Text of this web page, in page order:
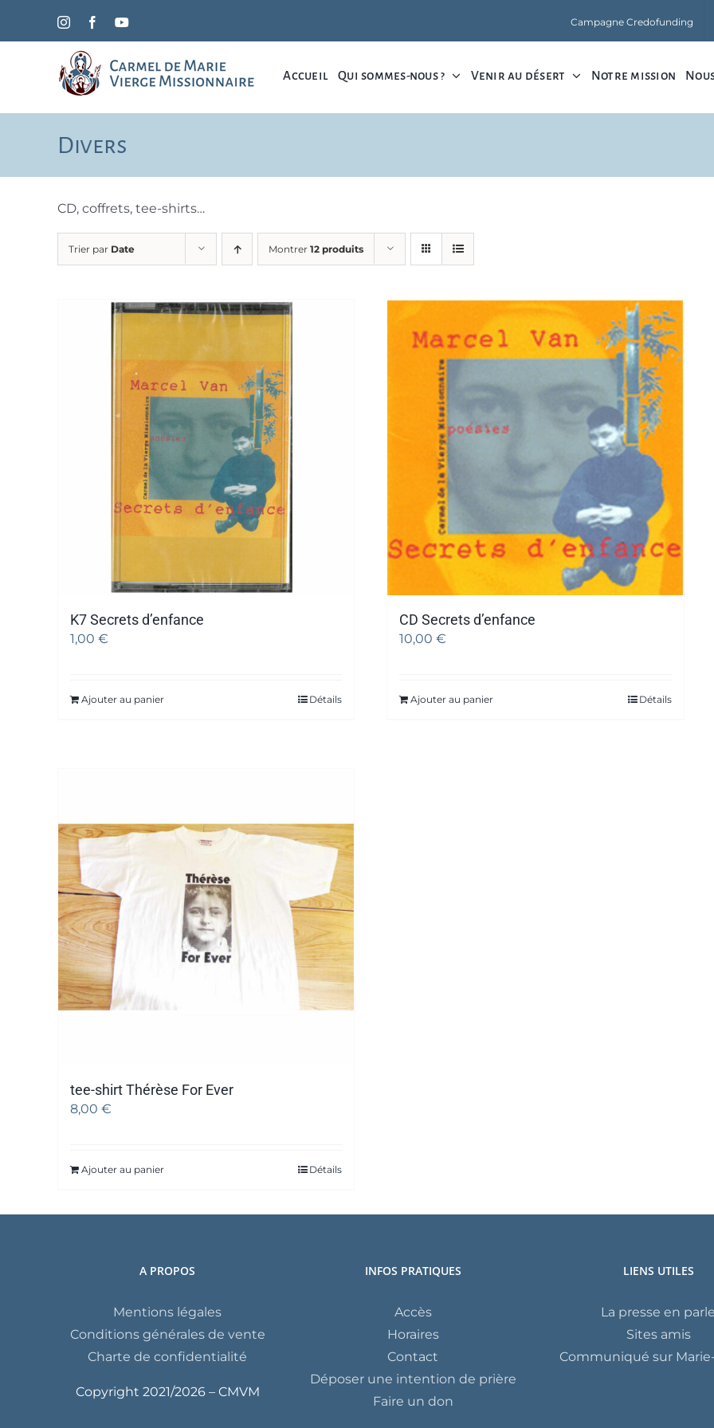
InstagramFacebookYouTube Campagne Credofunding
Accueil Qui sommes-nous ? Venir au désert Notre mission
Divers
CD, coffrets, tee-shirts…
Trier par Date Montrer 12 produits
K7 Secrets d’enfance
1,00 €
Ajouter au panier Détails
CD Secrets d’enfance
10,00€
Ajouter au panier Détails
tee-shirt Thérèse For Ever
8,00 €
Ajouter au panier Détails
A PROPOS
Mentions légales
Conditions générales de vente
Charte de confidentialité
Copyright 2021/2026 – CMVM
INFOS PRATIQUES
Accès
Horaires
Contact
Déposer une intention de prière
Faire un don
LIENS UTILES
La presse en parle
Sites amis
Communiqué sur